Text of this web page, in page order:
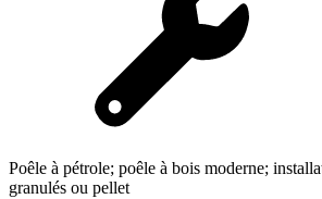
Poêle à pétrole; poêle à bois moderne;
granulés ou pellet